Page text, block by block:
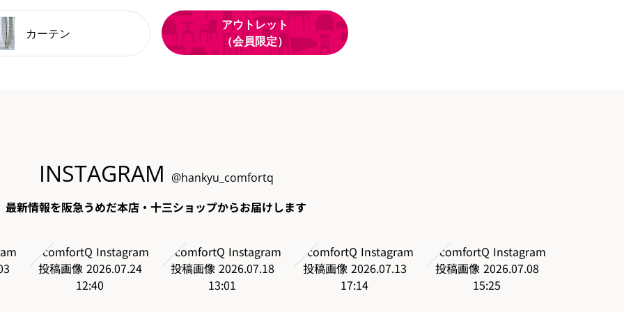
カーテン
アウトレット
（会員限定）
INSTAGRAM @hankyu_comfortq
最新情報を阪急うめだ本店・十三ショップからお届けします